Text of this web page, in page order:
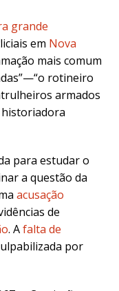
grande
em Nova
mais comum
rotineiro
armados
historiadora
para estudar o
a questão da
acusação
de
. Afalta de
por